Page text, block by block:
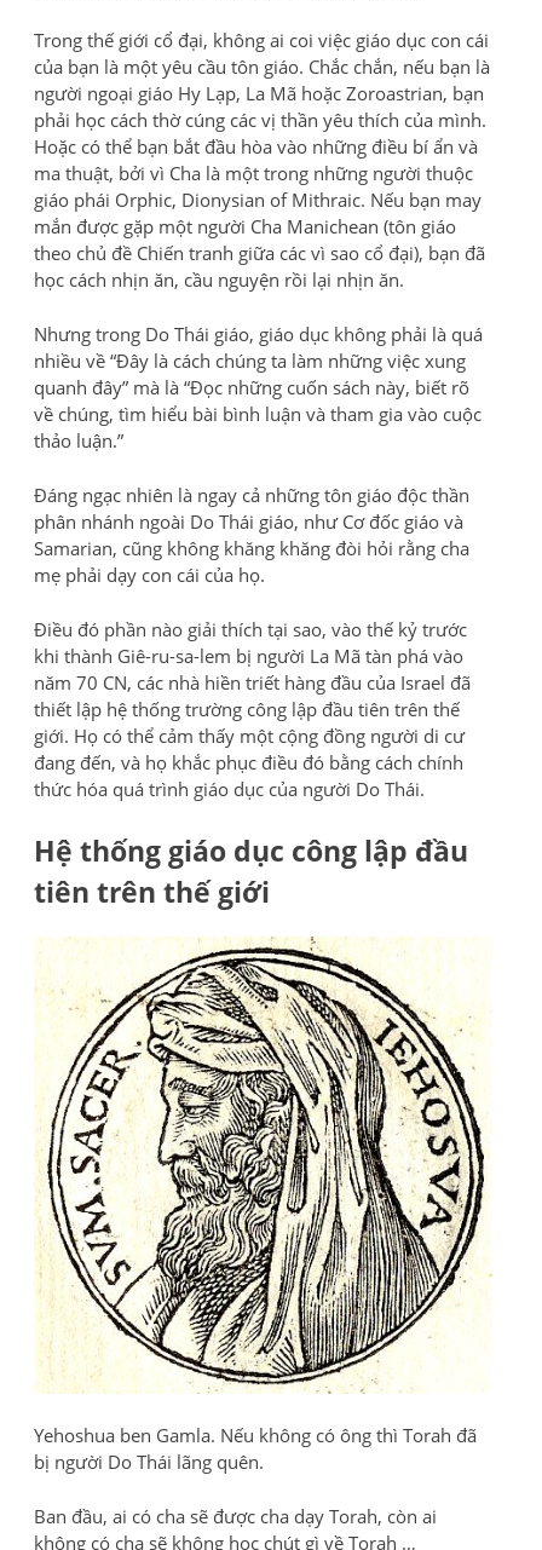
Trong thế giới cổ đại, không ai coi việc giáo dục con cái
của bạn là một yêu cầu tôn giáo. Chắc chắn, nếu bạn là
người ngoại giáo Hy Lạp, La Mã hoặc Zoroastrian, bạn
phải học cách thờ cúng các vị thần yêu thích của mình.
Hoặc có thể bạn bắt đầu hòa vào những điều bí ẩn và
ma thuật, bởi vì Cha là một trong những người thuộc
giáo phái Orphic, Dionysian of Mithraic. Nếu bạn may
mắn được gặp một người Cha Manichean (tôn giáo
theo chủ đề Chiến tranh giữa các vì sao cổ đại), bạn đã
học cách nhịn ăn, cầu nguyện rồi lại nhịn ăn.
Nhưng trong Do Thái giáo, giáo dục không phải là quá
nhiều về “Đây là cách chúng ta làm những việc xung
quanh đây” mà là “Đọc những cuốn sách này, biết rõ
về chúng, tìm hiểu bài bình luận và tham gia vào cuộc
thảo luận.”
Đáng ngạc nhiên là ngay cả những tôn giáo độc thần
phân nhánh ngoài Do Thái giáo, như Cơ đốc giáo và
Samarian, cũng không khăng khăng đòi hỏi rằng cha
mẹ phải dạy con cái của họ.
Điều đó phần nào giải thích tại sao, vào thế kỷ trước
khi thành Giê-ru-sa-lem bị người La Mã tàn phá vào
năm 70 CN, các nhà hiền triết hàng đầu của Israel đã
thiết lập hệ thống trường công lập đầu tiên trên thế
giới. Họ có thể cảm thấy một cộng đồng người di cư
đang đến, và họ khắc phục điều đó bằng cách chính
thức hóa quá trình giáo dục của người Do Thái.
Hệ thống giáo dục công lập đầu
tiên trên thế giới
Yehoshua ben Gamla. Nếu không có ông thì Torah đã
bị người Do Thái lãng quên.
Ban đầu, ai có cha sẽ được cha dạy Torah, còn ai
không có cha sẽ không học chút gì về Torah …